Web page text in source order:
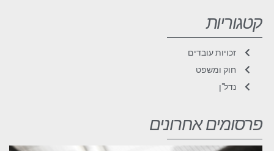
קטגוריות
זכויות עובדים
חוק ומשפט
נדל"ן
פרסומים אחרונים